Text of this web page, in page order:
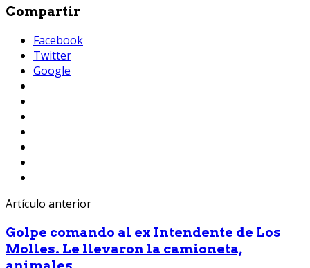
Compartir
Facebook
Twitter
Google
Artículo anterior
Golpe comando al ex Intendente de Los
Molles. Le llevaron la camioneta,